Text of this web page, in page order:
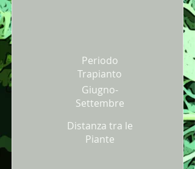
Periodo
Trapianto
Giugno-
Settembre
Distanza tra le
Piante